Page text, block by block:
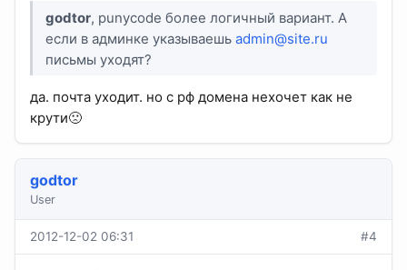
godtor, punycode более логичный вариант. А
если в админке указываешьadmin@site.ru
письмы уходят?
да. почта уходит. но с рф домена нехочет как не
крути🙁
godtor
User
2012-12-02 06:31 #4